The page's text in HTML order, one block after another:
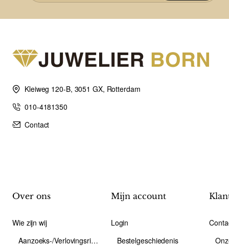
Kleiweg 120-B, 3051 GX, Rotterdam
010-4181350
Contact
Over ons
Wie zijn wij
Aanzoeks-/Verlovingsring
Mijn account
Login
Bestelgeschiedenis